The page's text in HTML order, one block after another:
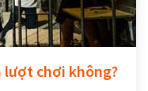
lượt chơi không?